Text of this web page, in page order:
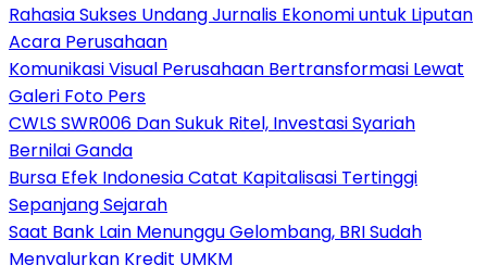
Rahasia Sukses Undang Jurnalis Ekonomi untuk Liputan
Acara Perusahaan
Komunikasi Visual Perusahaan Bertransformasi Lewat
Galeri Foto Pers
CWLS SWR006 Dan Sukuk Ritel, Investasi Syariah
Bernilai Ganda
Bursa Efek Indonesia Catat Kapitalisasi Tertinggi
Sepanjang Sejarah
Saat Bank Lain Menunggu Gelombang, BRI Sudah
Menyalurkan Kredit UMKM